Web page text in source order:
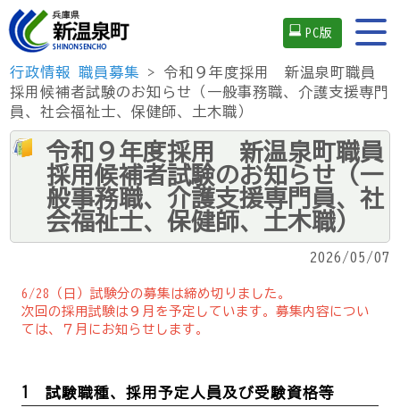
PC版
行政情報 職員募集 > 令和９年度採用 新温泉町職員
採用候補者試験のお知らせ（一般事務職、介護支援専門
員、社会福祉士、保健師、土木職）
令和９年度採用 新温泉町職員
採用候補者試験のお知らせ（一
般事務職、介護支援専門員、社
会福祉士、保健師、土木職）
2026/05/07
6/28（日）試験分の募集は締め切りました。
次回の採用試験は９月を予定しています。募集内容につい
ては、７月にお知らせします。
1 試験職種、採用予定人員及び受験資格等